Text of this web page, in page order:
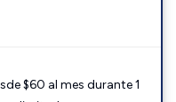
$60 al mes durante 1